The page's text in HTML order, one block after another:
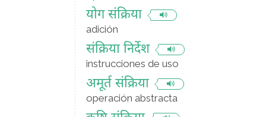
योग संक्रिया
adición
संक्रिया निर्देश
instrucciones de uso
अमूर्त संक्रिया
operación abstracta